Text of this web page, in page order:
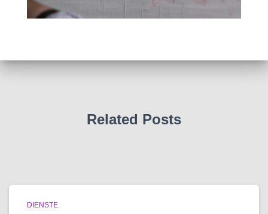
Related Posts
DIENSTE